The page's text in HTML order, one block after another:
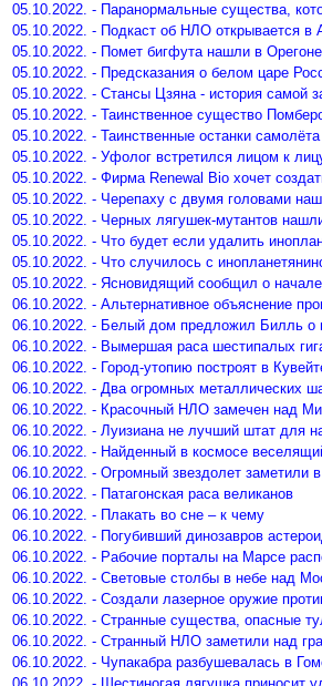
05.10.2022. - Паранормальные существа,
05.10.2022. - Подкаст об НЛО открывается в
05.10.2022. - Помет бигфута нашли в Орегоне
05.10.2022. - Предсказания о белом царе
05.10.2022. - Стансы Цзяна - история самой
05.10.2022. - Таинственное существо
05.10.2022. - Таинственные останки
05.10.2022. - Уфолог встретился лицом к
05.10.2022. - Фирма Renewal Bio хочет
05.10.2022. - Черепаху с двумя головами
05.10.2022. - Черных лягушек-мутантов
05.10.2022. - Что будет если удалить
05.10.2022. - Что случилось с
05.10.2022. - Ясновидящий сообщил о
06.10.2022. - Альтернативное объяснение
06.10.2022. - Белый дом предложил Билль о
06.10.2022. - Вымершая раса шестипалых
06.10.2022. - Город-утопию построят в
06.10.2022. - Два огромных металлических
06.10.2022. - Красочный НЛО замечен над
06.10.2022. - Луизиана не лучший штат для
06.10.2022. - Найденный в космосе
06.10.2022. - Огромный звездолет заметили
06.10.2022. - Патагонская раса великанов
06.10.2022. - Плакать во сне – к чему
06.10.2022. - Погубивший динозавров
06.10.2022. - Рабочие порталы на Марсе
06.10.2022. - Световые столбы в небе над
06.10.2022. - Создали лазерное оружие
06.10.2022. - Странные существа, опасные
06.10.2022. - Странный НЛО заметили над
06.10.2022. - Чупакабра разбушевалась в